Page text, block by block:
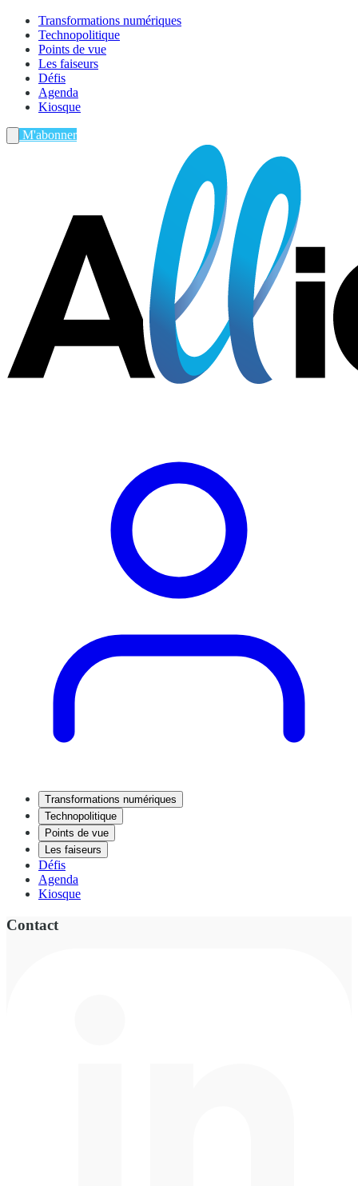
Transformations numériques
Technopolitique
Points de vue
Les faiseurs
Défis
Agenda
Kiosque
M'abonner
Transformations numériques
Technopolitique
Points de vue
Les faiseurs
Défis
Agenda
Kiosque
Contact